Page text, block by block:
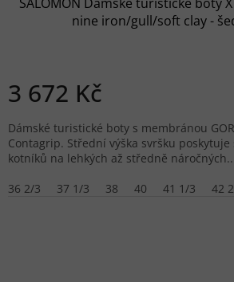
nine iron/gull/soft clay -
3 672 Kč
Dámské turistické boty s membránou
Contagrip. Střední výška svršku
kotníků na lehkých až středně
36 2/3
37 1/3 38 40 41 1/3 42